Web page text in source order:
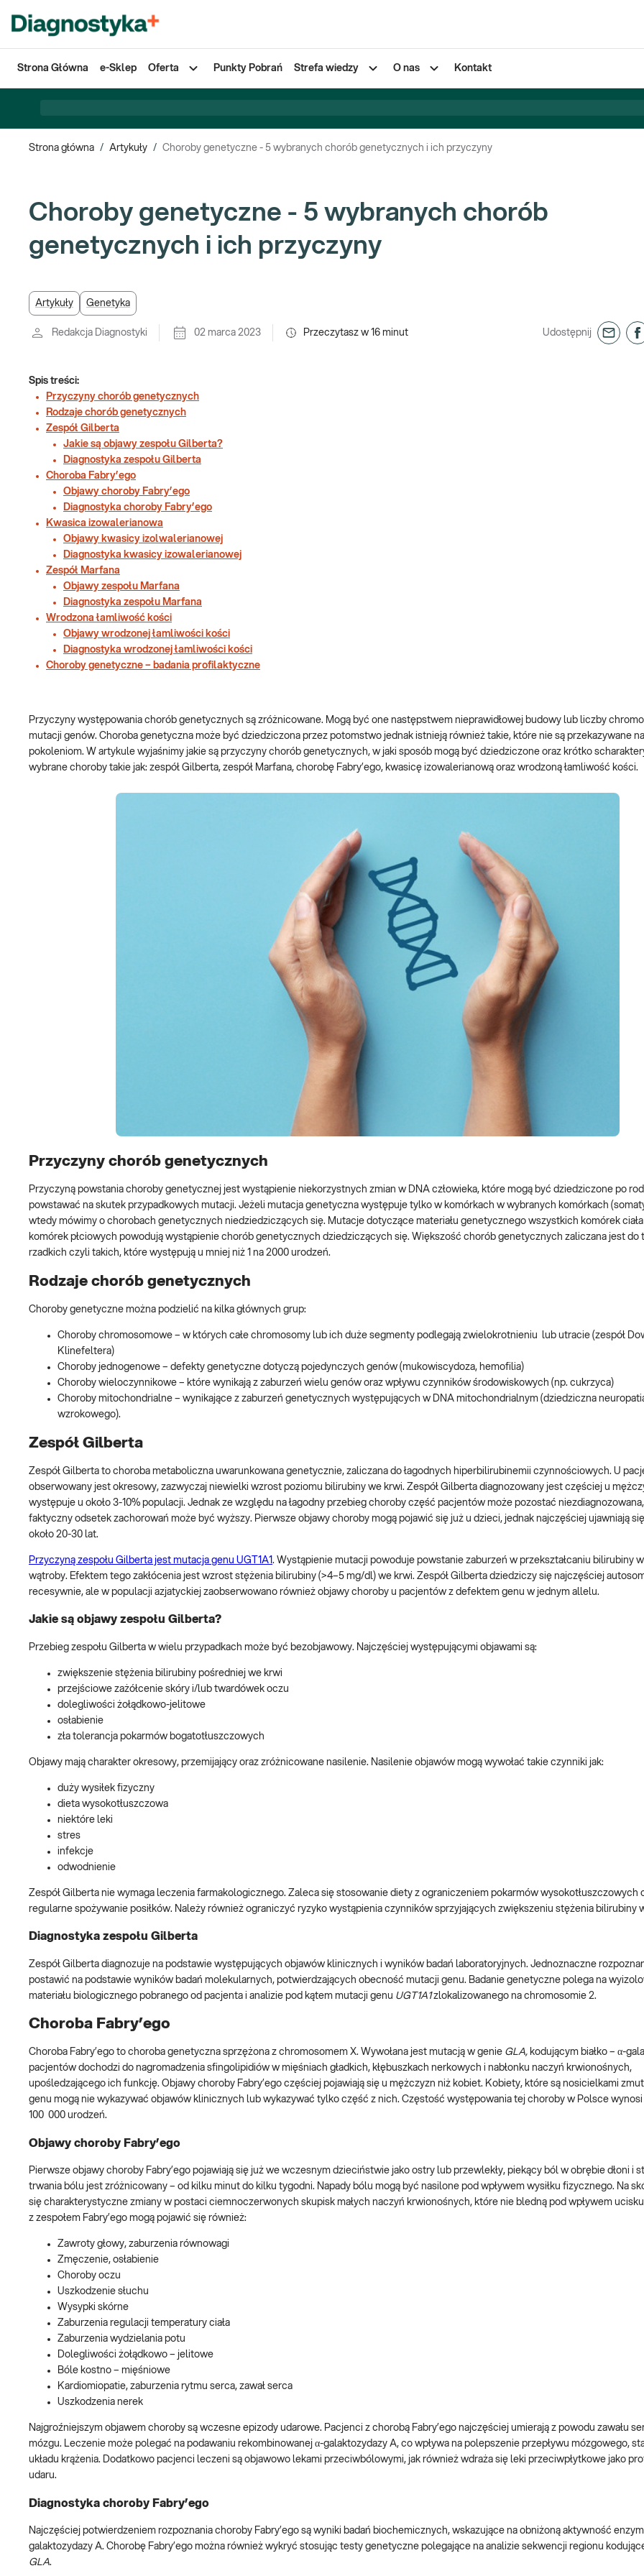
Strona Główna e-Sklep Oferta Punkty Pobrań Strefa wiedzy O nas Kontakt
Strona główna / Artykuły / Choroby genetyczne - 5 wybranych chorób genetycznych i ich przyczyny
Choroby genetyczne - 5 wybranych chorób
genetycznych i ich przyczyny
Artykuły Genetyka
Redakcja Diagnostyki 02 marca 2023 Przeczytasz w 16 minut Udostępnij
Spis treści:
Przyczyny chorób genetycznych
Rodzaje chorób genetycznych
Zespół Gilberta
Jakie są objawy zespołu Gilberta?
Diagnostyka zespołu Gilberta
Choroba Fabry’ego
Objawy choroby Fabry’ego
Diagnostyka choroby Fabry’ego
Kwasica izowalerianowa
Objawy kwasicy izolwalerianowej
Diagnostyka kwasicy izowalerianowej
Zespół Marfana
Objawy zespołu Marfana
Diagnostyka zespołu Marfana
Wrodzona łamliwość kości
Objawy wrodzonej łamliwości kości
Diagnostyka wrodzonej łamliwości kości
Choroby genetyczne – badania profilaktyczne
Przyczyny występowania chorób genetycznych są zróżnicowane. Mogą być one następstwem nieprawidłowej budowy lub liczby
mutacji genów. Choroba genetyczna może być dziedziczona przez potomstwo jednak istnieją również takie, które nie są przekazywane
pokoleniom. W artykule wyjaśnimy jakie są przyczyny chorób genetycznych, w jaki sposób mogą być dziedziczone oraz krótko
wybrane choroby takie jak: zespół Gilberta, zespół Marfana, chorobę Fabry’ego, kwasicę izowalerianową oraz wrodzoną łamliwość kości.
Przyczyny chorób genetycznych
Przyczyną powstania choroby genetycznej jest wystąpienie niekorzystnych zmian w DNA człowieka, które mogą być dziedziczone po
powstawać na skutek przypadkowych mutacji. Jeżeli mutacja genetyczna występuje tylko w komórkach w wybranych komórkach
wtedy mówimy o chorobach genetycznych niedziedziczących się. Mutacje dotyczące materiału genetycznego wszystkich komórek
komórek płciowych powodują wystąpienie chorób genetycznych dziedziczących się. Większość chorób genetycznych zaliczana jest do
rzadkich czyli takich, które występują u mniej niż 1 na 2000 urodzeń.
Rodzaje chorób genetycznych
Choroby genetyczne można podzielić na kilka głównych grup:
Choroby chromosomowe – w których całe chromosomy lub ich duże segmenty podlegają zwielokrotnieniu lub utracie (zespół
Klinefeltera)
Choroby jednogenowe – defekty genetyczne dotyczą pojedynczych genów (mukowiscydoza, hemofilia)
Choroby wieloczynnikowe – które wynikają z zaburzeń wielu genów oraz wpływu czynników środowiskowych (np. cukrzyca)
Choroby mitochondrialne – wynikające z zaburzeń genetycznych występujących w DNA mitochondrialnym (dziedziczna
wzrokowego).
Zespół Gilberta
Zespół Gilberta to choroba metaboliczna uwarunkowana genetycznie, zaliczana do łagodnych hiperbilirubinemii czynnościowych. U
obserwowany jest okresowy, zazwyczaj niewielki wzrost poziomu bilirubiny we krwi. Zespół Gilberta diagnozowany jest częściej u
występuje u około 3-10% populacji. Jednak ze względu na łagodny przebieg choroby część pacjentów może pozostać
faktyczny odsetek zachorowań może być wyższy. Pierwsze objawy choroby mogą pojawić się już u dzieci, jednak najczęściej ujawniają
około 20-30 lat.
Przyczyną zespołu Gilberta jest mutacja genu UGT1A1. Wystąpienie mutacji powoduje powstanie zaburzeń w przekształcaniu bilirubiny
wątroby. Efektem tego zakłócenia jest wzrost stężenia bilirubiny (>4–5 mg/dl) we krwi. Zespół Gilberta dziedziczy się najczęściej
recesywnie, ale w populacji azjatyckiej zaobserwowano również objawy choroby u pacjentów z defektem genu w jednym allelu.
Jakie są objawy zespołu Gilberta?
Przebieg zespołu Gilberta w wielu przypadkach może być bezobjawowy. Najczęściej występującymi objawami są:
zwiększenie stężenia bilirubiny pośredniej we krwi
przejściowe zażółcenie skóry i/lub twardówek oczu
dolegliwości żołądkowo-jelitowe
osłabienie
zła tolerancja pokarmów bogatotłuszczowych
Objawy mają charakter okresowy, przemijający oraz zróżnicowane nasilenie. Nasilenie objawów mogą wywołać takie czynniki jak:
duży wysiłek fizyczny
dieta wysokotłuszczowa
niektóre leki
stres
infekcje
odwodnienie
Zespół Gilberta nie wymaga leczenia farmakologicznego. Zaleca się stosowanie diety z ograniczeniem pokarmów wysokotłuszczowych
regularne spożywanie posiłków. Należy również ograniczyć ryzyko wystąpienia czynników sprzyjających zwiększeniu stężenia bilirubiny
Diagnostyka zespołu Gilberta
Zespół Gilberta diagnozuje na podstawie występujących objawów klinicznych i wyników badań laboratoryjnych. Jednoznaczne
postawić na podstawie wyników badań molekularnych, potwierdzających obecność mutacji genu. Badanie genetyczne polega na
materiału biologicznego pobranego od pacjenta i analizie pod kątem mutacji genu UGT1A1zlokalizowanego na chromosomie 2.
Choroba Fabry’ego
Choroba Fabry’ego to choroba genetyczna sprzężona z chromosomem X. Wywołana jest mutacją w genie GLA, kodującym białko – α-
pacjentów dochodzi do nagromadzenia sfingolipidiów w mięśniach gładkich, kłębuszkach nerkowych i nabłonku naczyń krwionośnych,
upośledzającego ich funkcję. Objawy choroby Fabry’ego częściej pojawiają się u mężczyzn niż kobiet. Kobiety, które są nosicielkami
genu mogą nie wykazywać objawów klinicznych lub wykazywać tylko część z nich. Częstość występowania tej choroby w Polsce wynosi
100 000 urodzeń.
Objawy choroby Fabry’ego
Pierwsze objawy choroby Fabry’ego pojawiają się już we wczesnym dzieciństwie jako ostry lub przewlekły, piekący ból w obrębie dłoni i
trwania bólu jest zróżnicowany – od kilku minut do kilku tygodni. Napady bólu mogą być nasilone pod wpływem wysiłku fizycznego. Na
się charakterystyczne zmiany w postaci ciemnoczerwonych skupisk małych naczyń krwionośnych, które nie bledną pod wpływem
z zespołem Fabry’ego mogą pojawić się również:
Zawroty głowy, zaburzenia równowagi
Zmęczenie, osłabienie
Choroby oczu
Uszkodzenie słuchu
Wysypki skórne
Zaburzenia regulacji temperatury ciała
Zaburzenia wydzielania potu
Dolegliwości żołądkowo – jelitowe
Bóle kostno – mięśniowe
Kardiomiopatie, zaburzenia rytmu serca, zawał serca
Uszkodzenia nerek
Najgroźniejszym objawem choroby są wczesne epizody udarowe. Pacjenci z chorobą Fabry’ego najczęściej umierają z powodu zawału
mózgu. Leczenie może polegać na podawaniu rekombinowanej α-galaktozydazy A, co wpływa na polepszenie przepływu mózgowego,
układu krążenia. Dodatkowo pacjenci leczeni są objawowo lekami przeciwbólowymi, jak również wdraża się leki przeciwpłytkowe jako
udaru.
Diagnostyka choroby Fabry’ego
Najczęściej potwierdzeniem rozpoznania choroby Fabry’ego są wyniki badań biochemicznych, wskazujące na obniżoną aktywność
galaktozydazy A. Chorobę Fabry’ego można również wykryć stosując testy genetyczne polegające na analizie sekwencji regionu
GLA.